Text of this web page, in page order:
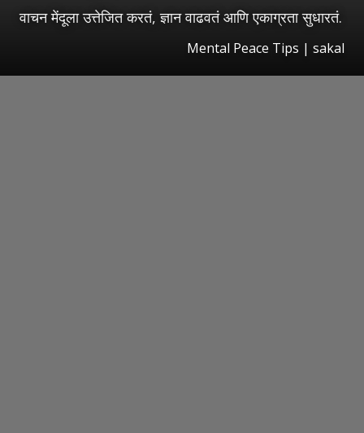
वाचन मेंदूला उत्तेजित करतं, ज्ञान वाढवतं आणि एकाग्रता सुधारतं.
Mental Peace Tips | sakal